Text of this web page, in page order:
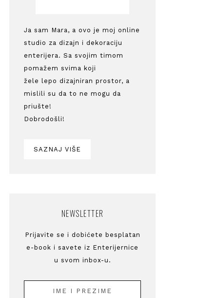
Ja sam Mara, a ovo je moj online
studio za dizajn i dekoraciju
enterijera. Sa svojim timom
pomažem svima koji
žele lepo dizajniran prostor, a
mislili su da to ne mogu da
priušte!
Dobrodošli!
SAZNAJ VIŠE
NEWSLETTER
Prijavite se i dobićete besplatan
e-book i savete iz Enterijernice
u svom inbox-u.